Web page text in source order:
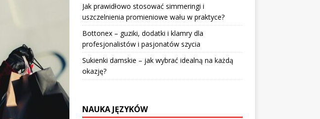
Jak prawidłowo stosować simmeringi i
uszczelnienia promieniowe wału w praktyce?
Bottonex – guziki, dodatki i klamry dla
profesjonalistów i pasjonatów szycia
Sukienki damskie – jak wybrać idealną na każdą
okazję?
NAUKA JĘZYKÓW